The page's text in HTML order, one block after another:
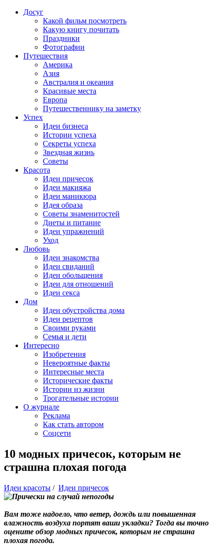
Досуг
Какой фильм посмотреть
Какую книгу почитать
Праздники
Фотографии
Путешествия
Америка
Азия
Австралия и океания
Красивые места
Европа
Путешественнику на заметку
Успех
Идеи бизнеса
Истории успеха
Секреты успеха
Звездная жизнь
Советы
Красота
Идеи причесок
Идеи макияжа
Идеи маникюра
Идея образа
Советы знаменитостей
Диеты и питание
Идеи упражнений
Уход
Любовь
Идеи знакомства
Идеи свиданий
Идеи обольщения
Идеи для отношений
Идеи секса
Дом
Идеи обустройства дома
Идеи рецептов
Своими руками
Семья и дети
Интересно
Изобретения
Невероятные факты
Интересные места
Исторические факты
Истории из жизни
Трогательные истории
О журнале
Реклама
Как стать автором
Соцсети
10 модных причесок, которым не
страшна плохая погода
Идеи красоты / Идеи причесок
Вам тоже надоело, что ветер, дождь или повышенная
влажность воздуха портят ваши укладки? Тогда вы точно
оцените обзор модных причесок, которым не страшна
плохая погода.